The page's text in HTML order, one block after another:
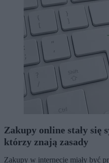
Zakupy online stały się
którzy znają zasady
Zakupy w internecie miały być